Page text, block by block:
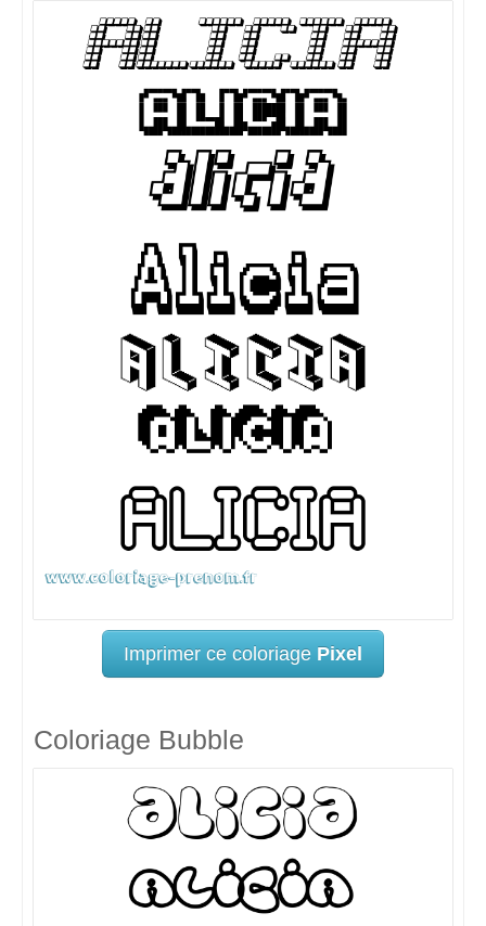
Imprimer ce coloriage Pixel
Coloriage Bubble